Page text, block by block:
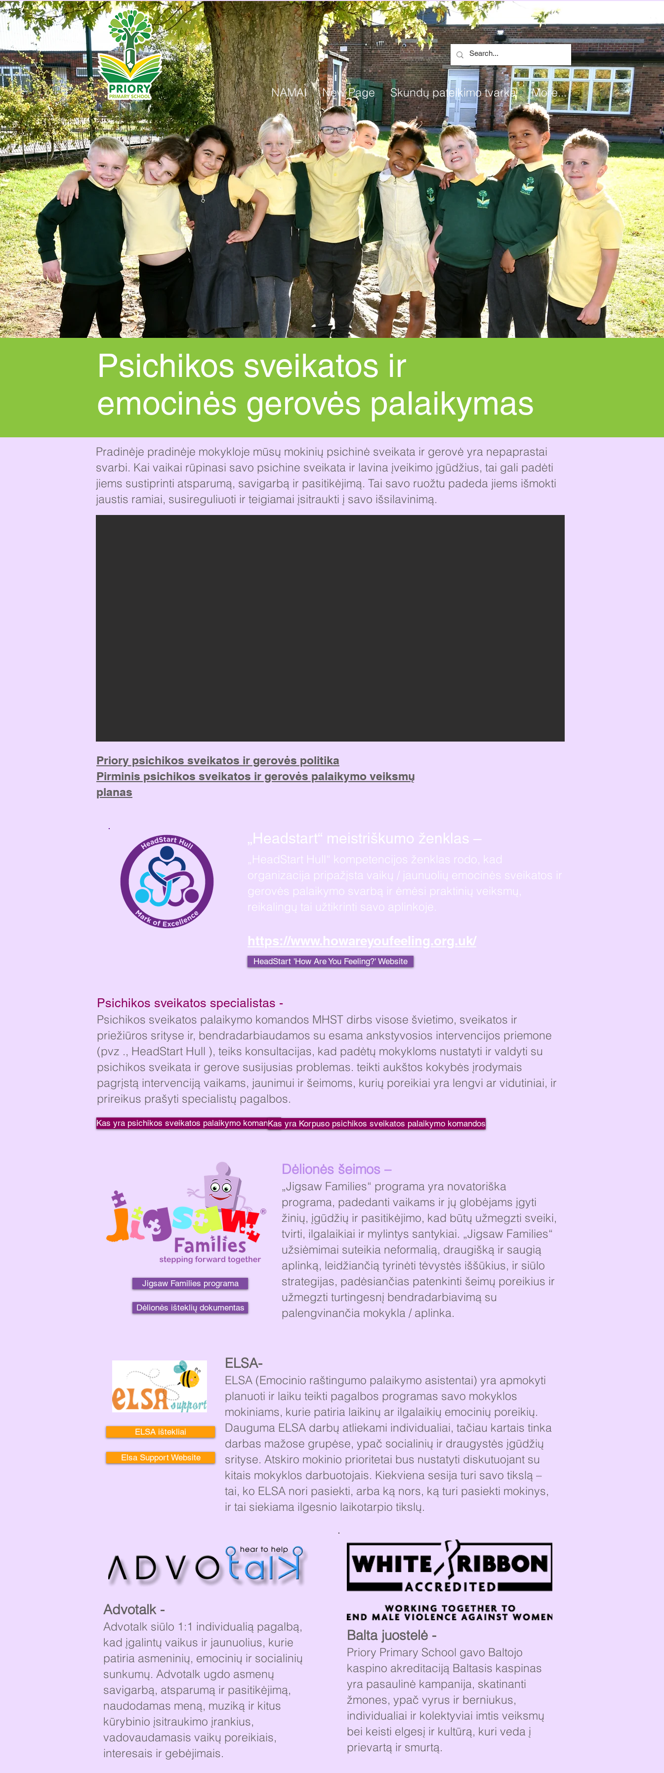
NAMAI New Page Skundų pateikimo tvarka More...
Psichikos sveikatos ir
emocinės gerovės palaikymas
Pradinėje pradinėje mokykloje mūsų mokinių psichinė sveikata ir gerovė yra nepaprastai
svarbi. Kai vaikai rūpinasi savo psichine sveikata ir lavina įveikimo įgūdžius, tai gali padėti
jiems sustiprinti atsparumą, savigarbą ir pasitikėjimą. Tai savo ruožtu padeda jiems išmokti
jaustis ramiai, susireguliuoti ir teigiamai įsitraukti į savo išsilavinimą.
Priory psichikos sveikatos ir gerovės politika
Pirminis psichikos sveikatos ir gerovės palaikymo veiksmų
planas
„Headstart“ meistriškumo ženklas –
„HeadStart Hull“ kompetencijos ženklas rodo, kad
organizacija pripažįsta vaikų / jaunuolių emocinės sveikatos ir
gerovės palaikymo svarbą ir ėmėsi praktinių veiksmų,
reikalingų tai užtikrinti savo aplinkoje.
https://www.howareyoufeeling.org.uk/
HeadStart 'How Are You Feeling?' Website
Psichikos sveikatos specialistas -
Psichikos sveikatos palaikymo komandos MHST dirbs visose švietimo, sveikatos ir
priežiūros srityse ir, bendradarbiaudamos su esama ankstyvosios intervencijos priemone
(pvz ., HeadStart Hull ), teiks konsultacijas, kad padėtų mokykloms nustatyti ir valdyti su
psichikos sveikata ir gerove susijusias problemas. teikti aukštos kokybės įrodymais
pagrįstą intervenciją vaikams, jaunimui ir šeimoms, kurių poreikiai yra lengvi ar vidutiniai, ir
prireikus prašyti specialistų pagalbos.
Kas yra psichikos sveikatos palaikymo komanda?Kas yra Korpuso psichikos sveikatos palaikymo komandos
Jigsaw Families programa
Dėlionės išteklių dokumentas
Dėlionės šeimos –
„Jigsaw Families“ programa yra novatoriška
programa, padedanti vaikams ir jų globėjams įgyti
žinių, įgūdžių ir pasitikėjimo, kad būtų užmegzti sveiki,
tvirti, ilgalaikiai ir mylintys santykiai. „Jigsaw Families“
užsiėmimai suteikia neformalią, draugišką ir saugią
aplinką, leidžiančią tyrinėti tėvystės iššūkius, ir siūlo
strategijas, padėsiančias patenkinti šeimų poreikius ir
užmegzti turtingesnį bendradarbiavimą su
palengvinančia mokykla / aplinka.
ELSA ištekliai
Elsa Support Website
ELSA-
ELSA (Emocinio raštingumo palaikymo asistentai) yra apmokyti
planuoti ir laiku teikti pagalbos programas savo mokyklos
mokiniams, kurie patiria laikinų ar ilgalaikių emocinių poreikių.
Dauguma ELSA darbų atliekami individualiai, tačiau kartais tinka
darbas mažose grupėse, ypač socialinių ir draugystės įgūdžių
srityse. Atskiro mokinio prioritetai bus nustatyti diskutuojant su
kitais mokyklos darbuotojais. Kiekviena sesija turi savo tikslą –
tai, ko ELSA nori pasiekti, arba ką nors, ką turi pasiekti mokinys,
ir tai siekiama ilgesnio laikotarpio tikslų.
Advotalk -
Advotalk siūlo 1:1 individualią pagalbą,
kad įgalintų vaikus ir jaunuolius, kurie
patiria asmeninių, emocinių ir socialinių
sunkumų. Advotalk ugdo asmenų
savigarbą, atsparumą ir pasitikėjimą,
naudodamas meną, muziką ir kitus
kūrybinio įsitraukimo įrankius,
vadovaudamasis vaikų poreikiais,
interesais ir gebėjimais.
Balta juostelė -
Priory Primary School gavo Baltojo
kaspino akreditaciją Baltasis kaspinas
yra pasaulinė kampanija, skatinanti
žmones, ypač vyrus ir berniukus,
individualiai ir kolektyviai imtis veiksmų
bei keisti elgesį ir kultūrą, kuri veda į
prievartą ir smurtą.